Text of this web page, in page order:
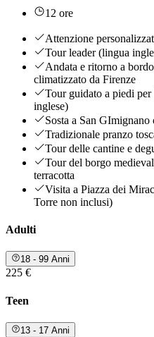
12 ore
Attenzione
Tour leader (lingua
Andata e ritorno a
climatizzato da Firenze
Tour guidato a piedi
inglese)
Sosta a San
Tradizionale pranzo
Tour delle cantine e
Tour del borgo
terracotta
Visita a Piazza dei
Torre non inclusi)
Adulti
18 - 99 Anni
225 €
Teen
13 - 17 Anni